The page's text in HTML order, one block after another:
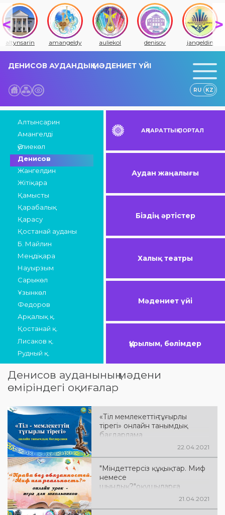
altynsarin amangeldy auliekol denisov jangeldin
ДЕНИСОВ АУДАНДЫҚ МӘДЕНИЕТ ҮЙІ
RU KZ
Алтынсарин
Амангелді
Әулиекөл
Денисов
Жангелдин
Жітіқара
Қамысты
Қарабалық
Қарасу
Қостанай ауданы
Б. Майлин
Меңдіқара
Науырзым
Сарыкөл
Ұзынкөл
Федоров
Арқалық қ.
Қостанай қ.
Лисаков қ.
Рудный қ.
АҚПАРАТТЫҚ ПОРТАЛ
Аудан жаңалығы
Біздің әртістер
Халық театры
Мәдениет үйі
Құрылым, бөлімдер
Денисов ауданының мәдени
өміріндегі оқиғалар
«Тіл мемлекеттің тұғырлы
тірегі» онлайн танымдық
бағдарлама
22.04.2021
"Міндеттерсіз құқықтар. Миф
немесе
шындық?"оқушыларға
арналған онлайн сабақ-ойын
21.04.2021